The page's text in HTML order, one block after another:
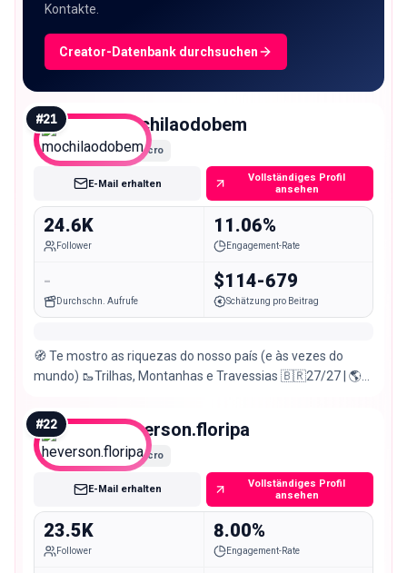
Kontakte.
Creator-Datenbank durchsuchen
#21 mochilaodobem
Micro
E-Mail erhalten
Vollständiges Profil
ansehen
24.6K
Follower
11.06%
Engagement-Rate
-
Durchschn. Aufrufe
$114-679
Schätzung pro Beitrag
🧭 Te mostro as riquezas do nosso país (e às vezes do
mundo) 🥾Trilhas, Montanhas e Travessias 🇧🇷27/27 | 🌎
#22 heverson.floripa
Micro
E-Mail erhalten
Vollständiges Profil
ansehen
23.5K
Follower
8.00%
Engagement-Rate